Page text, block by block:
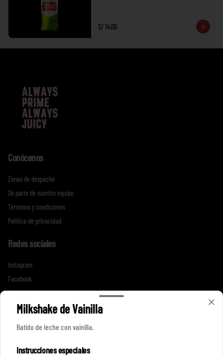
S/ 14.00
Conócenos
Zonas de despacho
Sé parte de nuestro equipo
Términos y condiciones
Política de privacidad
Redes sociales
Instagram
Facebook
Mi cuenta
Pedir
Milkshake de Vainilla
Batido de leche con vainilla.
Instrucciones especiales